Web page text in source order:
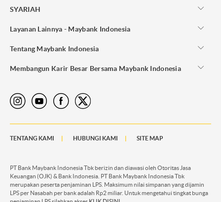
SYARIAH
Layanan Lainnya - Maybank Indonesia
Tentang Maybank Indonesia
Membangun Karir Besar Bersama Maybank Indonesia
TENTANG KAMI HUBUNGI KAMI SITE MAP
PT Bank Maybank Indonesia Tbk berizin dan diawasi oleh Otoritas Jasa
Keuangan (OJK) & Bank Indonesia. PT Bank Maybank Indonesia Tbk
merupakan peserta penjaminan LPS. Maksimum nilai simpanan yang dijamin
LPS per Nasabah per bank adalah Rp2 miliar. Untuk mengetahui tingkat bunga